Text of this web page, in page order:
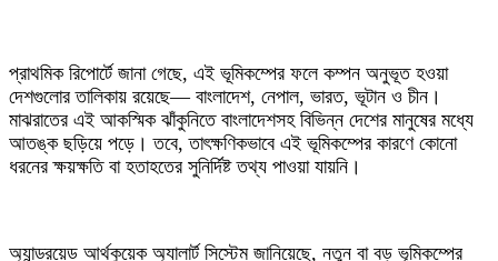
প্রাথমিক রিপোর্টে জানা গেছে, এই ভূমিকম্পের ফলে কম্পন অনুভূত হওয়া
দেশগুলোর তালিকায় রয়েছে— বাংলাদেশ, নেপাল, ভারত, ভূটান ও চীন।
মাঝরাতের এই আকস্মিক ঝাঁকুনিতে বাংলাদেশসহ বিভিন্ন দেশের মানুষের মধ্যে
আতঙ্ক ছড়িয়ে পড়ে। তবে, তাৎক্ষণিকভাবে এই ভূমিকম্পের কারণে কোনো
ধরনের ক্ষয়ক্ষতি বা হতাহতের সুনির্দিষ্ট তথ্য পাওয়া যায়নি।
অ্যান্ড্রয়েড আর্থকুয়েক অ্যালার্ট সিস্টেম জানিয়েছে, নতুন বা বড় ভূমিকম্পের